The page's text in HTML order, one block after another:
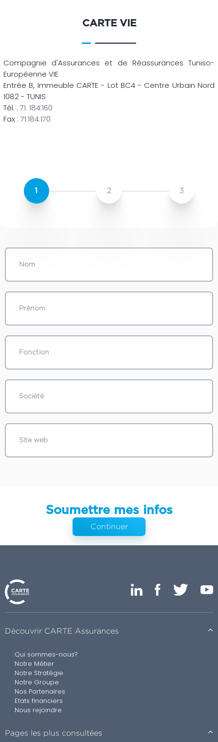
CARTE VIE
Compagnie d'Assurances et de Réassurances Tuniso-
Européenne VIE
Entrée B, Immeuble CARTE - Lot BC4 - Centre Urbain Nord
1082 - TUNIS
Tél. : 71. 184.160
Fax : 71.184.170
1 2 3
Soumettre mes infos
Continuer
Découvrir CARTE Assurances
Qui sommes-nous?
Notre Métier
Notre Stratégie
Notre Groupe
Nos Partenaires
Etats financiers
Nous rejoindre
Pages les plus consultées